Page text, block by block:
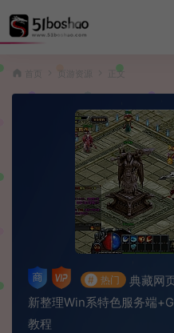
页游资源 正文
# 热门
典藏网
新整理Win系特色服务端
教程